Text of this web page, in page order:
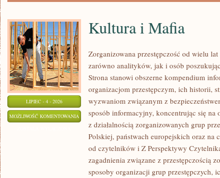
LIPIEC - 4 - 2026
MOŻLIWOŚĆ KOMENTOWANIA KULTURA
MAFIA
Kultura i Mafia
Zorganizowana przestępczość od wielu
zarówno analityków, jak i osób
Strona stanowi obszerne kompendium
organizacjom przestępczym, ich historii,
wyzwaniom związanym z
sposób informacyjny, koncentrując się
z działalnością zorganizowanych grup
Polskiej, państwach europejskich oraz na
od czytelników i Z Perspektywy
zagadnienia związane z przestępczością
sposoby organizacji grup przestępczych,